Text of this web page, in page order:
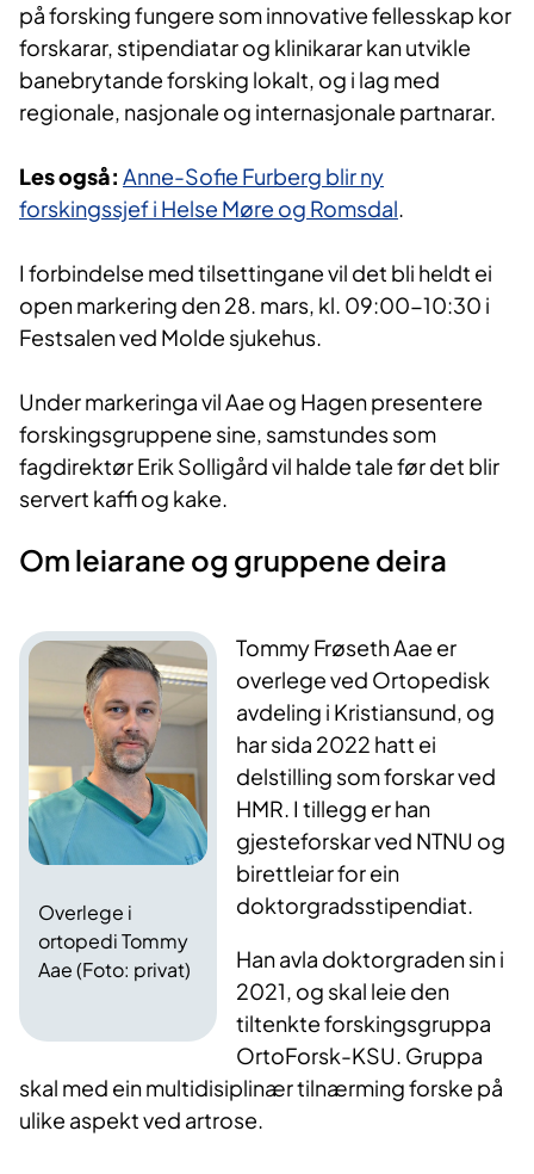
på forsking fungere som innovative fellesskap kor
forskarar, stipendiatar og klinikarar kan utvikle
banebrytande forsking lokalt, og i lag med
regionale, nasjonale og internasjonale partnarar.
Les også: Anne-Sofie Furberg blir ny
forskingssjef i Helse Møre og Romsdal.
I forbindelse med tilsettingane vil det bli heldt ei
open markering den 28. mars, kl. 09:00-10:30 i
Festsalen ved Molde sjukehus.
Under markeringa vil Aae og Hagen presentere
forskingsgruppene sine, samstundes som
fagdirektør Erik Solligård vil halde tale før det blir
servert kaffi og kake.
​​Om leiarane og gruppene deira
Overlege i
ortopedi Tommy
Aae (Foto: privat)
Tommy Frøseth Aae er
overlege ved Ortopedisk
avdeling i Kristiansund, og
har sida 2022 hatt ei
delstilling som forskar ved
HMR. I tillegg er han
gjesteforskar ved NTNU og
birettleiar for ein
doktorgradsstipendiat.
Han avla doktorgraden sin i
2021, og skal leie den
tiltenkte forskingsgruppa
OrtoForsk-KSU. Gruppa
skal med ein multidisiplinær tilnærming forske på
ulike aspekt ved artrose.